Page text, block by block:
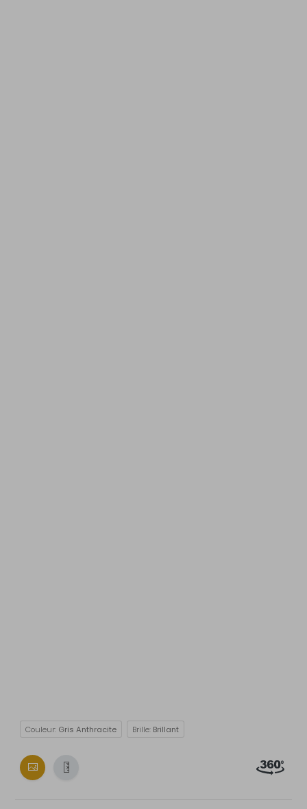
Couleur: Gris Anthracite Brille: Brillant